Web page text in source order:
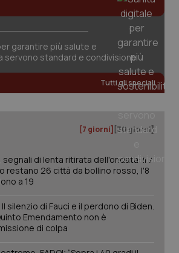
garantire più salute e
servono standard e condivisione
Tutti gli speciali
[7 giorni] [30 giorni]
segnali di lenta ritirata dell'ondata: il 7
restano 26 città da bollino rosso, l'8
a 19
Il silenzio di Fauci e il perdono di Biden.
Emendamento non è
di colpa